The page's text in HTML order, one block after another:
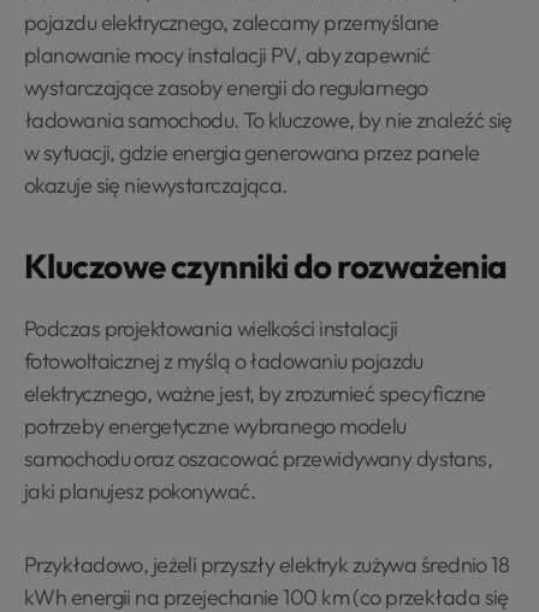
pojazdu elektrycznego, zalecamy przemyślane
planowanie mocy instalacji PV, aby zapewnić
wystarczające zasoby energii do regularnego
ładowania samochodu. To kluczowe, by nie znaleźć się
w sytuacji, gdzie energia generowana przez panele
okazuje się niewystarczająca.
Kluczowe czynniki do rozważenia
Podczas projektowania wielkości instalacji
fotowoltaicznej z myślą o ładowaniu pojazdu
elektrycznego, ważne jest, by zrozumieć specyficzne
potrzeby energetyczne wybranego modelu
samochodu oraz oszacować przewidywany dystans,
jaki planujesz pokonywać.
Przykładowo, jeżeli przyszły elektryk zużywa średnio 18
kWh energii na przejechanie 100 km (co przekłada się